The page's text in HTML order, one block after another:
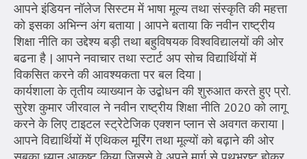
आपने इंडियन नॉलेज सिस्टम में भाषा मूल्य तथा संस्कृति की महत्ता
को इसका अभिन्न अंग बताया | आपने बताया कि नवीन राष्ट्रीय
शिक्षा नीति का उद्देश्य बड़ी तथा बहुविषयक विश्वविद्यालयों की ओर
बढना है | आपने नवाचार तथा स्टार्ट अप सोच विद्यार्थियों में
विकसित करने की आवश्यकता पर बल दिया |
कार्यशाला के तृतीय व्याख्यान के उद्बोधन की शुरुआत करते हुए प्रो.
सुरेश कुमार जीरवाल ने नवीन राष्ट्रीय शिक्षा नीति 2020 को लागू
करने के लिए टाइटल स्ट्रेटेजिक एक्शन प्लान से अवगत कराया |
आपने विद्यार्थियों में एथिकल मूरिंग तथा मूल्यों को बढ़ाने की ओर